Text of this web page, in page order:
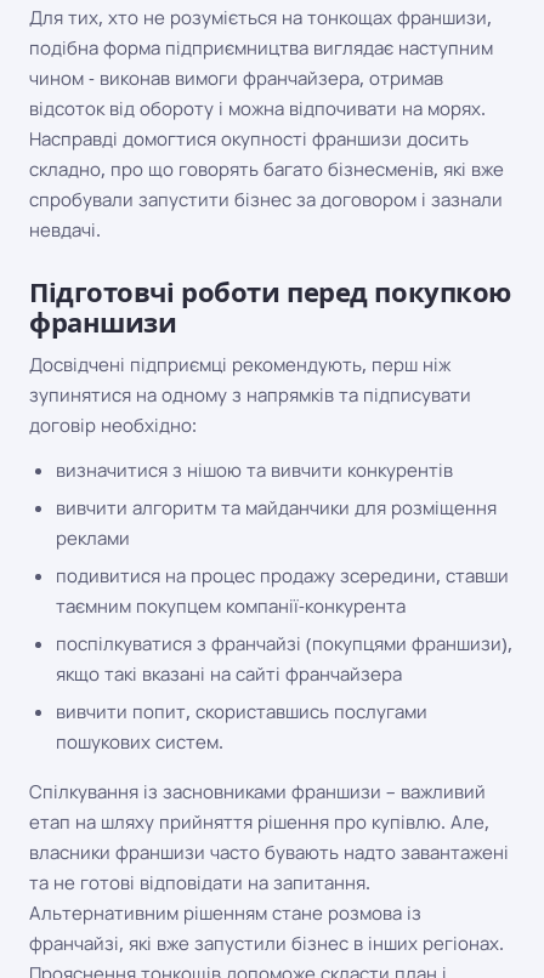
Для тих, хто не розуміється на тонкощах франшизи,
подібна форма підприємництва виглядає наступним
чином - виконав вимоги франчайзера, отримав
відсоток від обороту і можна відпочивати на морях.
Насправді домогтися окупності франшизи досить
складно, про що говорять багато бізнесменів, які вже
спробували запустити бізнес за договором і зазнали
невдачі.
Підготовчі роботи перед покупкою
франшизи
Досвідчені підприємці рекомендують, перш ніж
зупинятися на одному з напрямків та підписувати
договір необхідно:
визначитися з нішою та вивчити конкурентів
вивчити алгоритм та майданчики для розміщення
реклами
подивитися на процес продажу зсередини, ставши
таємним покупцем компанії-конкурента
поспілкуватися з франчайзі (покупцями франшизи),
якщо такі вказані на сайті франчайзера
вивчити попит, скориставшись послугами
пошукових систем.
Спілкування із засновниками франшизи – важливий
етап на шляху прийняття рішення про купівлю. Але,
власники франшизи часто бувають надто завантажені
та не готові відповідати на запитання.
Альтернативним рішенням стане розмова із
франчайзі, які вже запустили бізнес в інших регіонах.
Прояснення тонкощів допоможе скласти план і